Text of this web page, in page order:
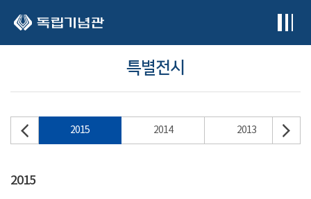
특별전시
2015 2014 2013
2015